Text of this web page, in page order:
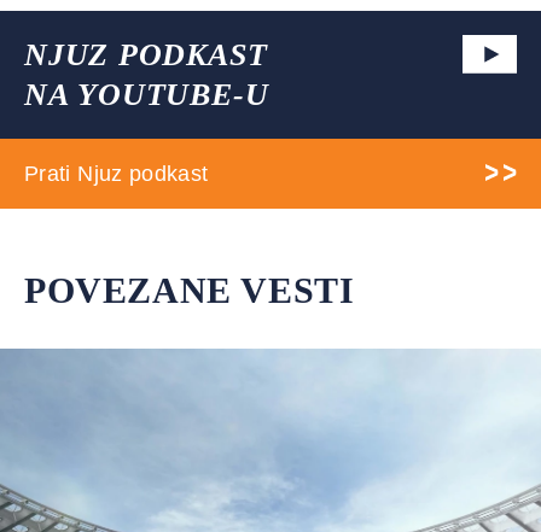
NJUZ PODKAST
NA YOUTUBE-U
Prati Njuz podkast
POVEZANE VESTI